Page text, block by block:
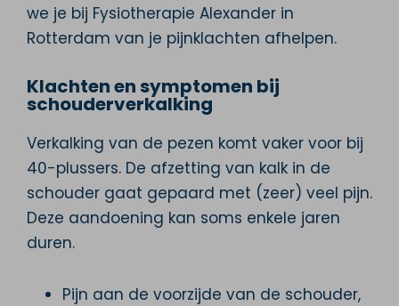
we je bij Fysiotherapie Alexander in
Rotterdam van je pijnklachten afhelpen.
Klachten en symptomen bij
schouderverkalking
Verkalking van de pezen komt vaker voor bij
40-plussers. De afzetting van kalk in de
schouder gaat gepaard met (zeer) veel pijn.
Deze aandoening kan soms enkele jaren
duren.
Pijn aan de voorzijde van de schouder,